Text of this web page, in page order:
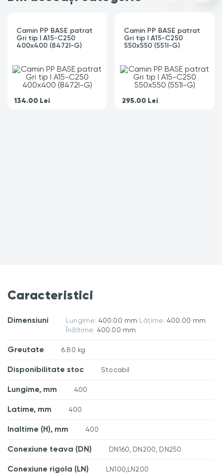
Camin PP BASE patrat
Gri tip I A15-C250
400x400 (8472I-G)
134.00 Lei
Camin PP BASE patrat
Gri tip I A15-C250
550x550 (551I-G)
295.00 Lei
Caracteristici
Dimensiuni Lungime: 400.00 mm Lățime: 400.00 mm
Înăltime: 400.00 mm
Greutate 6.80 kg
Disponibilitate stoc Stocabil
Lungime, mm 400
Latime, mm 400
Inaltime (H), mm 400
Conexiune teava (DN) DN160, DN200, DN250
Conexiune rigola (LN) LN100,LN200